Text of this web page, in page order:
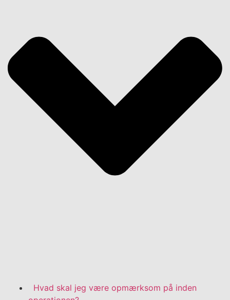
Hvad skal jeg være opmærksom på inden